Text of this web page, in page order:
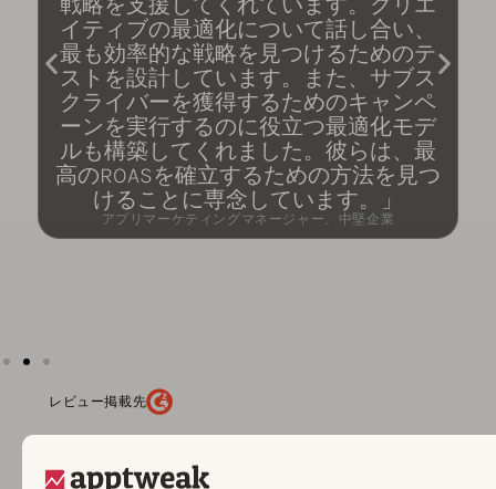
戦略を支援してくれています。クリエ
イティブの最適化について話し合い、
最も効率的な戦略を見つけるためのテ
ストを設計しています。また、サブス
クライバーを獲得するためのキャンペ
ーンを実行するのに役立つ最適化モデ
ルも構築してくれました。彼らは、最
高のROASを確立するための方法を見つ
けることに専念しています。」
アプリマーケティングマネージャー、中堅企業
レビュー掲載先